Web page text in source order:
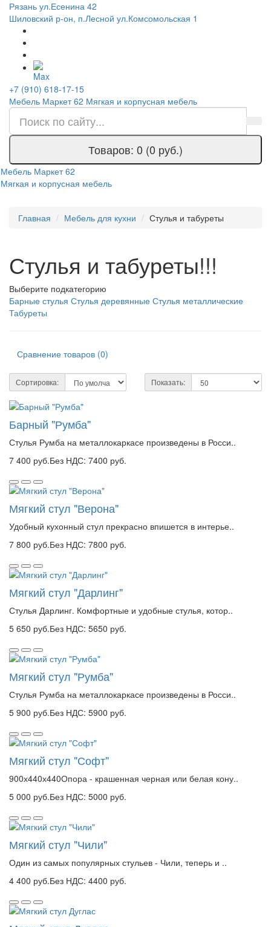
Рязань ул.Есенина 42
Шиловский р-он, п.Лесной ул.Комсомольская 1
+7 (910) 618-17-15
Мебель Маркет 62 Мягкая и корпусная мебель
Товаров: 0 (0 руб.)
Мебель Маркет 62
Мягкая и корпусная мебель
Главная Мебель для кухни Стулья и табуреты
Стулья и табуреты!!!
Выберите подкатегорию
Барные стулья Стулья деревянные Стулья металлические
Табуреты
Сравнение товаров (0)
Сортировка: Показать:
Барный "Румба"
Стулья Румба на металлокаркасе произведены в Росси..
7 400 руб.Без НДС: 7400 руб.
Мягкий стул "Верона"
Удобный кухонный стул прекрасно впишется в интерье..
7 800 руб.Без НДС: 7800 руб.
Мягкий стул "Дарлинг"
Стулья Дарлинг. Комфортные и удобные стулья, котор..
5 650 руб.Без НДС: 5650 руб.
Мягкий стул "Румба"
Стулья Румба на металлокаркасе произведены в Росси..
5 900 руб.Без НДС: 5900 руб.
Мягкий стул "Софт"
900х440х440Опора - крашенная черная или белая кону..
5 000 руб.Без НДС: 5000 руб.
Мягкий стул "Чили"
Один из самых популярных стульев - Чили, теперь и ..
4 400 руб.Без НДС: 4400 руб.